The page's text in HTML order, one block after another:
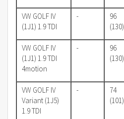
VW GOLF IV
(1J1) 1.9 TDI
-
96
(130)
VW GOLF IV
(1J1) 1.9 TDI
4motion
-
96
(130)
VW GOLF IV
Variant (1J5)
1.9 TDI
-
74
(101)